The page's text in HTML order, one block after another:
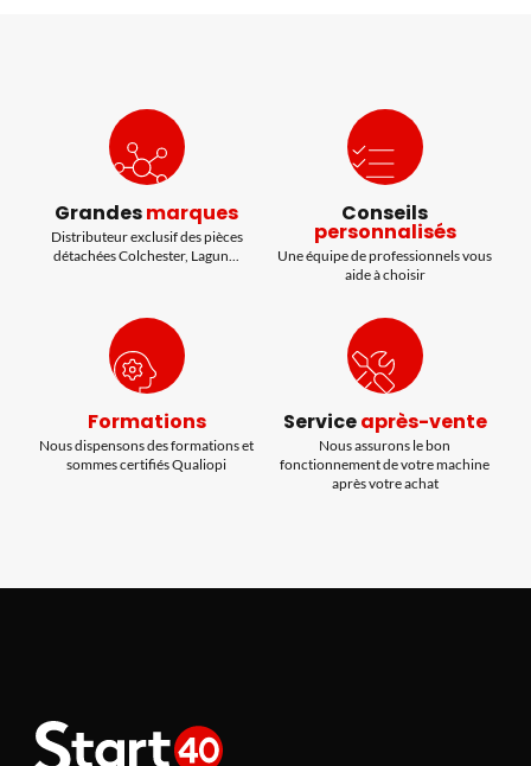
Grandesmarques
Distributeur exclusif des pièces
détachées Colchester, Lagun...
Conseils
personnalisés
Une équipe de professionnels vous
aide à choisir
Formations
Nous dispensons des formations et
sommes certifiés Qualiopi
Serviceaprès-vente
Nous assurons le bon
fonctionnement de votre machine
après votre achat